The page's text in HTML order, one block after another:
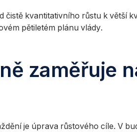
čistě kvantitativního růstu k větší
pětiletém plánu vlády.
zaměřuje
je úprava růstového cíle. V